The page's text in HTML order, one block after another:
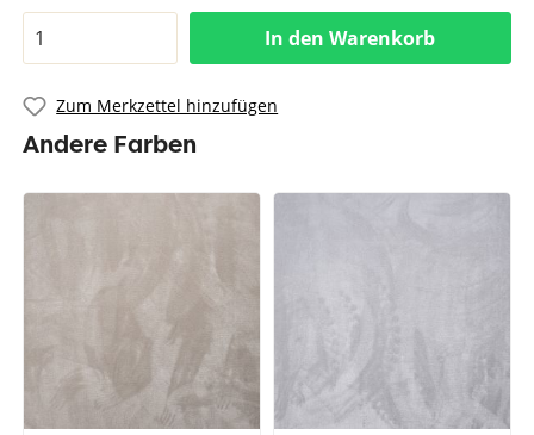
In den Warenkorb
Zum Merkzettel hinzufügen
Andere Farben